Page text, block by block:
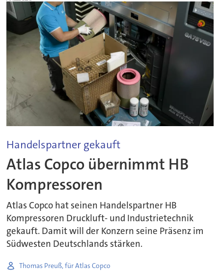
Handelspartner gekauft
Atlas Copco übernimmt HB
Kompressoren
Atlas Copco hat seinen Handelspartner HB
Kompressoren Druckluft- und Industrietechnik
gekauft. Damit will der Konzern seine Präsenz im
Südwesten Deutschlands stärken.
Thomas Preuß, für Atlas Copco